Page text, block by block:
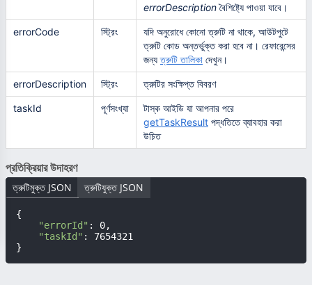
errorDescriptionবৈশিষ্ট্যে পাওয়া যাবে।
errorCode স্ট্রিং
যদি অনুরোধে কোনো ত্রুটি না থাকে, আউটপুটে
ত্রুটি কোড অন্তর্ভুক্ত করা হবে না। রেফারেন্সের
জন্যত্রুটি তালিকা দেখুন।
errorDescription স্ট্রিং ত্রুটির সংক্ষিপ্ত বিবরণ
taskId পূর্ণসংখ্যা
টাস্ক আইডি যা আপনার পরে
getTaskResult পদ্ধতিতে ব্যাবহার করা
উচিত
প্রতিক্রিয়ার উদাহরণ
ত্রুটিমুক্ত JSON ত্রুটিযুক্ত JSON
{
"errorId" : 0,
"taskId" : 7654321
}